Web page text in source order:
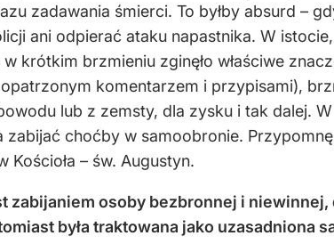
zadawania śmierci. To byłby absurd –
ani odpierać ataku napastnika. W
krótkim brzmieniu zginęło właściwe
komentarzem i przypisami),
lub z zemsty, dla zysku i tak dalej.
zabijać choćby w samoobronie.
Kościoła – św. Augustyn.
zabijaniem osoby bezbronnej i
była traktowana jako uzasadniona